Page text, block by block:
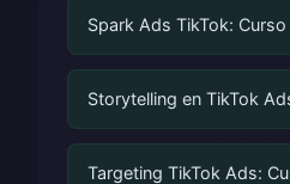
Spark Ads TikTok: Curso
Storytelling en TikTok
Targeting TikTok Ads: